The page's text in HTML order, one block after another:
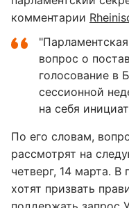
комментарии
вопрос о
голосование в
сессионной
на себя
По его словам,
рассмотрят на
четверг, 14 марта.
хотят призвать